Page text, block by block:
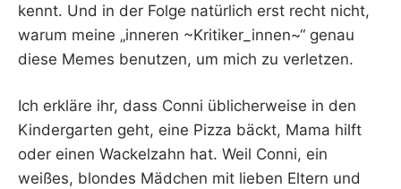
kennt. Und in der Folge natürlich erst recht nicht,
warum meine „inneren ~Kritiker_innen~“ genau
diese Memes benutzen, um mich zu verletzen.
Ich erkläre ihr, dass Conni üblicherweise in den
Kindergarten geht, eine Pizza bäckt, Mama hilft
oder einen Wackelzahn hat. Weil Conni, ein
weißes, blondes Mädchen mit lieben Eltern und